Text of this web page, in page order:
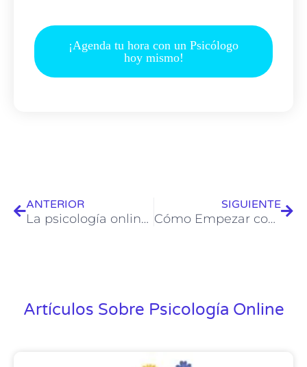
¡Agenda tu hora con un Psicólogo
hoy mismo!
ANTERIOR
La psicología online para adultos: Cuidando tu bienestar mental desde la comodidad de tu hogar
SIGUIENTE
Cómo Empezar con la Terapia Online: Un Enfoque Práctico y Eficaz
Artículos Sobre Psicología Online